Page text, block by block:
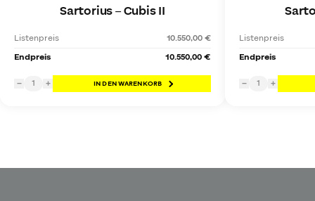
Sartorius–Cubis II
Listenpreis
10.550,00 €
Endpreis
10.550,00 €
− 1 + IN DEN WARENKORB
Listenpreis
Endpreis
− 1 +